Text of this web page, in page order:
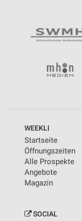
WEEKLI
Startseite
Öffnungszeiten
Alle Prospekte
Angebote
Magazin
SOCIAL